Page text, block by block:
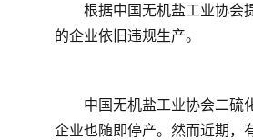
根据中国无机盐工业协会提
的企业依旧违规生产。
中国无机盐工业协会二硫化
企业也随即停产。然而近期，